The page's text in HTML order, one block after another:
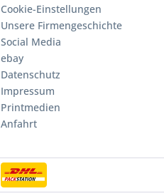
Cookie-Einstellungen
Unsere Firmengeschichte
Social Media
ebay
Datenschutz
Impressum
Printmedien
Anfahrt